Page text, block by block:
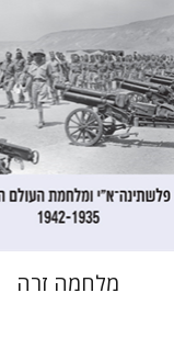
הנחת אתר ספר מודפס
$35
מלחמה זרה